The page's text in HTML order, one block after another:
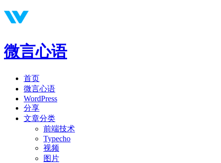
微言心语
首页
微言心语
WordPress
分享
文章分类
前端技术
Typecho
视频
图片